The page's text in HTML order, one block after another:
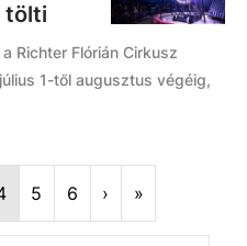
tölti
Richter Flórián Cirkusz
1-től augusztus végéig,
5 6 › Next
»Last